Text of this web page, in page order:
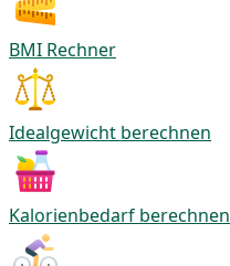
BMI Rechner
Idealgewicht berechnen
Kalorienbedarf berechnen